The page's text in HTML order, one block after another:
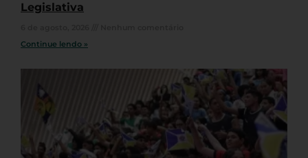
Legislativa
Continue lendo »